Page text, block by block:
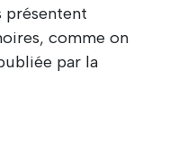
présentent
comme on
par la